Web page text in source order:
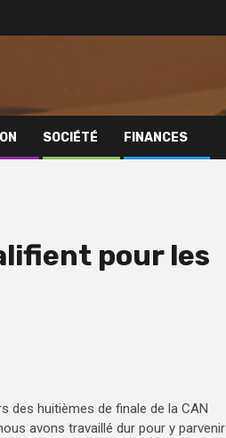
SOCIÉTÉ FINANCES
pour les
des huitièmes de finale de la CAN
avons travaillé dur pour y parvenir